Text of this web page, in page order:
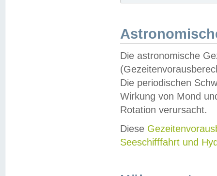
Die astronomische
Die periodischen
Wirkung von Mond
Rotation verursacht.
Diese
Seeschifffahrt und